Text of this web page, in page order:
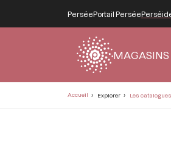
PerséePortail Persée
MAGASINS
Accueil Explorer Les catalogues